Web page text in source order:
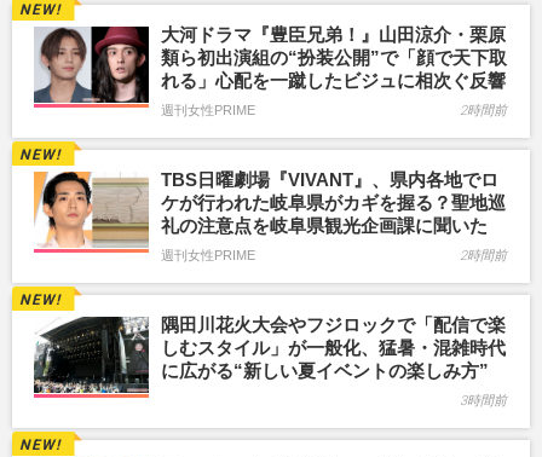
大河ドラマ『豊臣兄弟！』山田涼介・栗原
類ら初出演組の“扮装公開”で「顔で天下取
れる」心配を一蹴したビジュに相次ぐ反響
週刊女性PRIME 2時間前
TBS日曜劇場『VIVANT』、県内各地でロ
ケが行われた岐阜県がカギを握る？聖地巡
礼の注意点を岐阜県観光企画課に聞いた
週刊女性PRIME 2時間前
隅田川花火大会やフジロックで「配信で楽
しむスタイル」が一般化、猛暑・混雑時代
に広がる“新しい夏イベントの楽しみ方”
3時間前